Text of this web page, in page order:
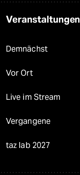
Veranstaltungen
Demnächst
Vor Ort
Live im Stream
Vergangene
taz lab 2027